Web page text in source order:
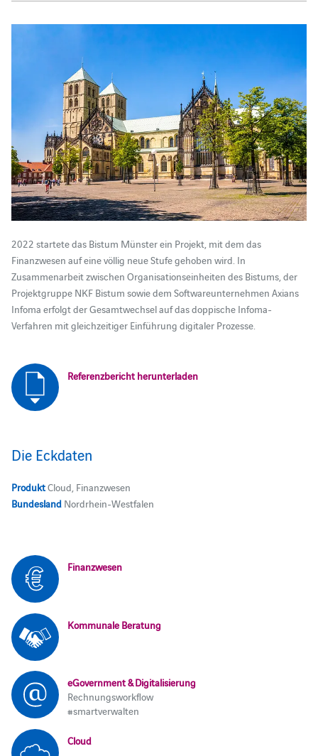
2022 startete das Bistum Münster ein Projekt, mit dem das
Finanzwesen auf eine völlig neue Stufe gehoben wird. In
Zusammenarbeit zwischen Organisationseinheiten des Bistums, der
Projektgruppe NKF Bistum sowie dem Softwareunternehmen Axians
Infoma erfolgt der Gesamtwechsel auf das doppische Infoma-
Verfahren mit gleichzeitiger Einführung digitaler Prozesse.
Referenzbericht herunterladen
Die Eckdaten
ProduktCloud, Finanzwesen
BundeslandNordrhein-Westfalen
Finanzwesen
Kommunale Beratung
eGovernment & Digitalisierung
Rechnungsworkflow
#smartverwalten
Cloud